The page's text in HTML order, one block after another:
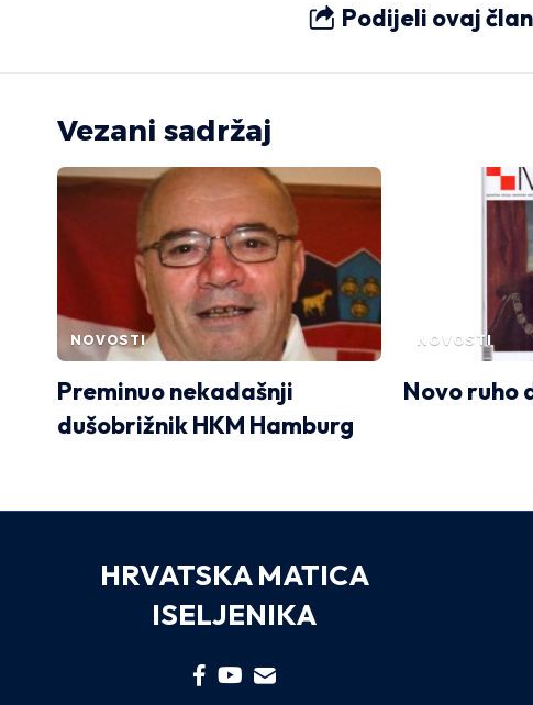
Podijeli ovaj
Vezani sadržaj
NOVOSTI
Preminuo nekadašnji
dušobrižnik HKM Hamburg
NOVOSTI
Novo ruho
HRVATSKA MATICA
ISELJENIKA